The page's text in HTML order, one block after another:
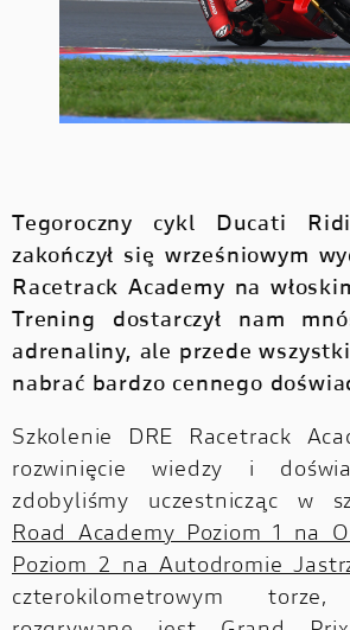
Tegoroczny cykl Ducati
zakończył się wrześniowym
Racetrack Academy na
Trening dostarczył nam
adrenaliny, ale przede
nabrać bardzo cennego
Szkolenie DRE Racetrack
rozwinięcie wiedzy i
zdobyliśmy uczestnicząc w
Road Academy Poziom 1 na
Poziom 2 na Autodromie
czterokilometrowym